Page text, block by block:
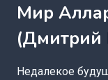
Мир
(Дмитрий
Недалекое